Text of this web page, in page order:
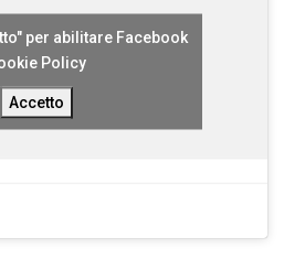
per abilitare Facebook
Policy
Accetto